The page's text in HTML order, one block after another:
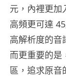
元，內裡更加
高頻更可達
高解析度的音
而更重要的是
區，追求原音